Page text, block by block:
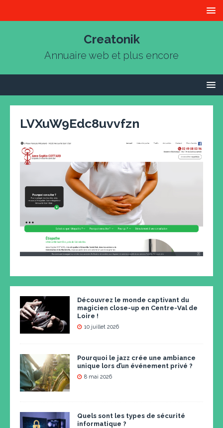
Creatonik
Annuaire web et plus encore
LVXuW9Edc8uvvfzn
Découvrez le monde captivant du
magicien close-up en Centre-Val de
Loire !
10 juillet 2026
Pourquoi le jazz crée une ambiance
unique lors d’un événement privé ?
8 mai 2026
Quels sont les types de sécurité
informatique ?